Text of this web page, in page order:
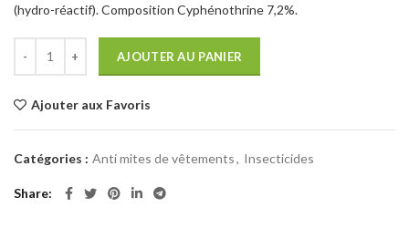
(hydro-réactif). Composition Cyphénothrine 7,2%.
AJOUTER AU PANIER
Ajouter aux Favoris
Catégories : Anti mites de vêtements, Insecticides
Share